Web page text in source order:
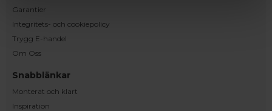
Garantier
Integritets- och cookiepolicy
Trygg E-handel
Om Oss
Snabblänkar
Monterat och klart
Inspiration